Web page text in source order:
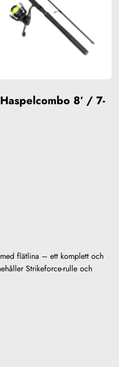
8′ / 7-
flätlina – ett komplett och
Strikeforce-rulle och